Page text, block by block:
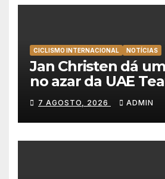
CICLISMO INTERNACIONAL NOTÍCIAS
Jan Christen dá
no azar da UAE
Emirates e vence
Polónia
7 AGOSTO, 2026 ADMIN